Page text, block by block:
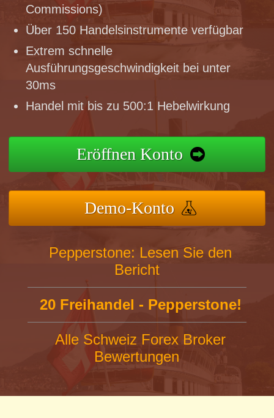
Commissions)
Über 150 Handelsinstrumente verfügbar
Extrem schnelle
Ausführungsgeschwindigkeit bei unter
30ms
Handel mit bis zu 500:1 Hebelwirkung
Eröffnen Konto
Demo-Konto
Pepperstone: Lesen Sie den
Bericht
20 Freihandel - Pepperstone!
Alle Schweiz Forex Broker
Bewertungen